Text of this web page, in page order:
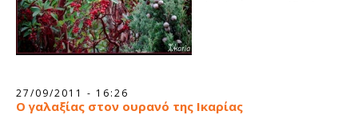
27/09/2011 - 16:26
Ο γαλαξίας στον ουρανό της Ικαρίας